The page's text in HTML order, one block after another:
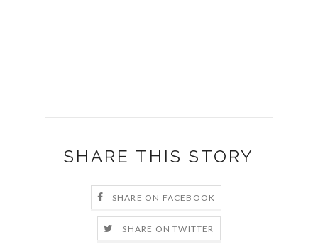
SHARE THIS STORY
SHARE ON FACEBOOK
SHARE ON TWITTER